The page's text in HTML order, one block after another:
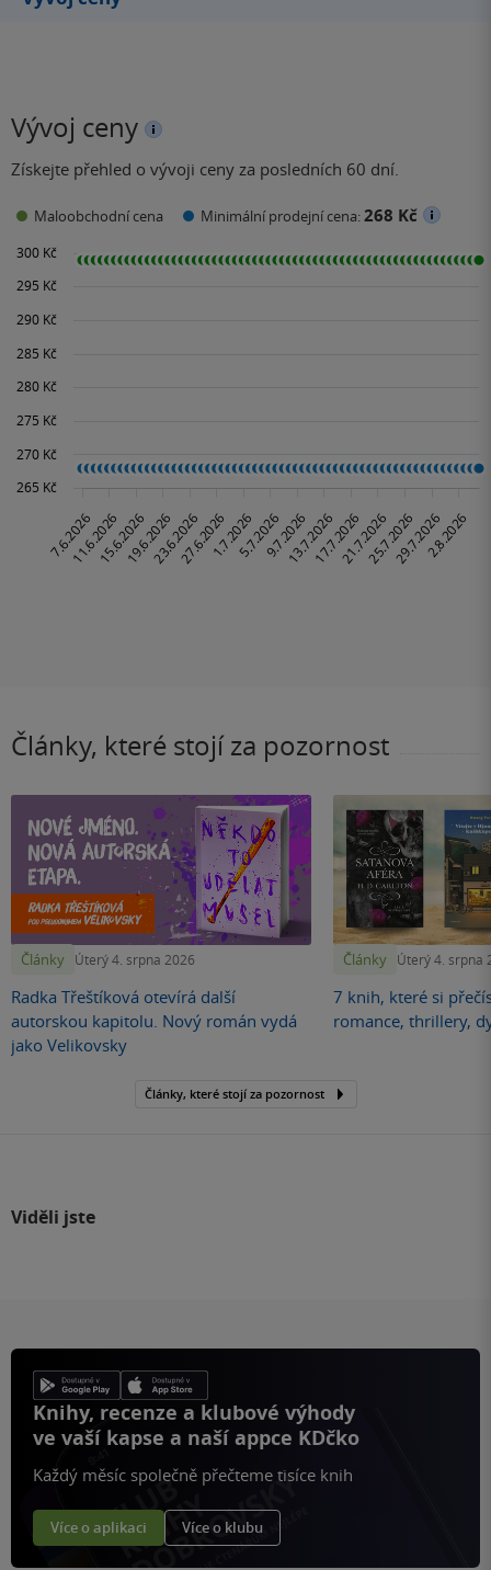
Vývoj ceny
Získejte přehled o vývoji ceny za posledních 60 dní.
Maloobchodní cena Minimální prodejní cena:268 Kč
Články, které stojí za pozornost
Články Úterý 4. srpna 2026
Radka Třeštíková otevírá další
autorskou kapitolu. Nový román vydá
jako Velikovsky
Články Úterý 4. srpna
7 knih, které si
romance, thrillery,
Články, které stojí za pozornost
Viděli jste
Knihy, recenze a klubové výhody
ve vaší kapse a naší appce KDčko
Každý měsíc společně přečteme tisíce knih
Více o aplikaci Více o klubu